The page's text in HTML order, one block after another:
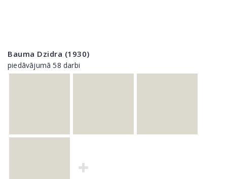
Bauma Dzidra (1930)
piedāvājumā 58 darbi